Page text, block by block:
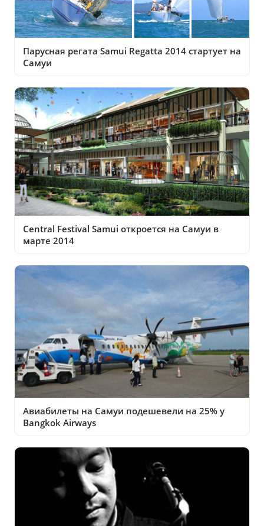
Парусная регата Samui Regatta 2014 стартует на
Самуи
Central Festival Samui откроется на Самуи в
марте 2014
Авиабилеты на Самуи подешевели на 25% у
Bangkok Airways